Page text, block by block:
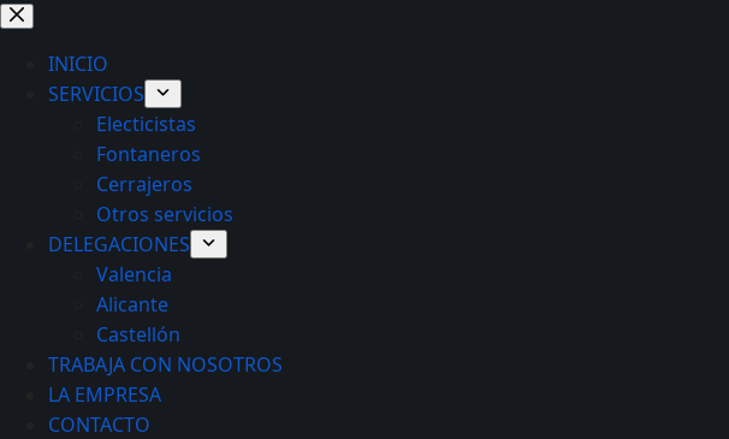
Saltar
contenido
INICIO
SERVICIOS
Electicistas
Fontaneros
Cerrajeros
Otros servicios
DELEGACIONES
Valencia
Alicante
Castellón
TRABAJA CON NOSOTROS
LA EMPRESA
CONTACTO